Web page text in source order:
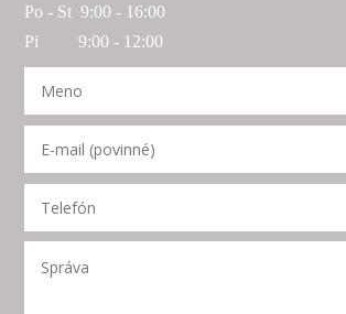
Po - St 9:00 - 16:00
Pi 9:00 - 12:00